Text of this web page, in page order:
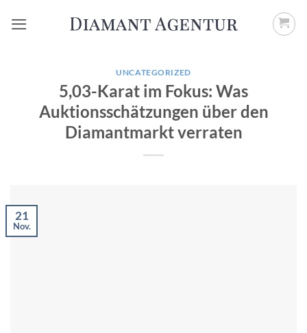
Inhalt
UNCATEGORIZED
5,03-Karat im Fokus: Was
Auktionsschätzungen über den
Diamantmarkt verraten
21
Nov.